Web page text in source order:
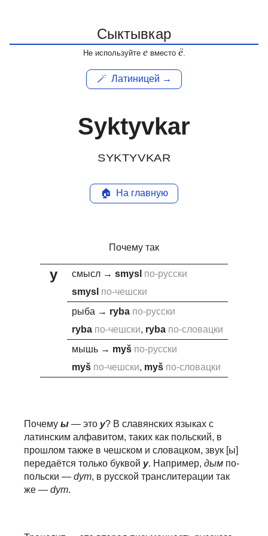
Не используйте евместо ё.
🪄 Латиницей →
Syktyvkar
SYKTYVKAR
🏠 На главную
Почему так
y смысл → smysl по-русски
smysl по-чешски
рыба → ryba по-русски
ryba по-чешски, ryba по-словацки
мышь → myš по-русски
myš по-чешски, myš по-словацки
Почему ы — это y? В славянских языках с
латинским алфавитом, таких как польский, в
прошлом также в чешском и словацком, звук [ы]
передаётся только буквой y. Например, дым по-
польски — dym, в русской транслитерации так
же — dym.